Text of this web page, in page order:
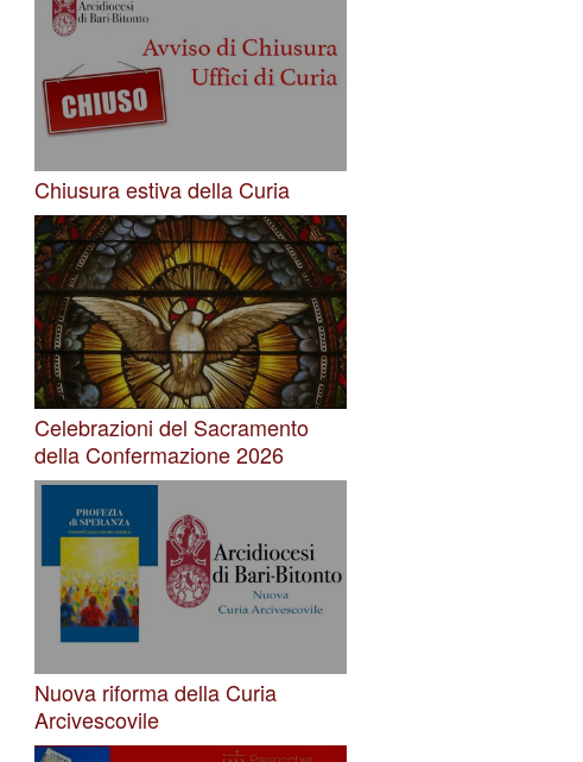
Chiusura estiva della Curia
Celebrazioni del Sacramento
della Confermazione 2026
Nuova riforma della Curia
Arcivescovile